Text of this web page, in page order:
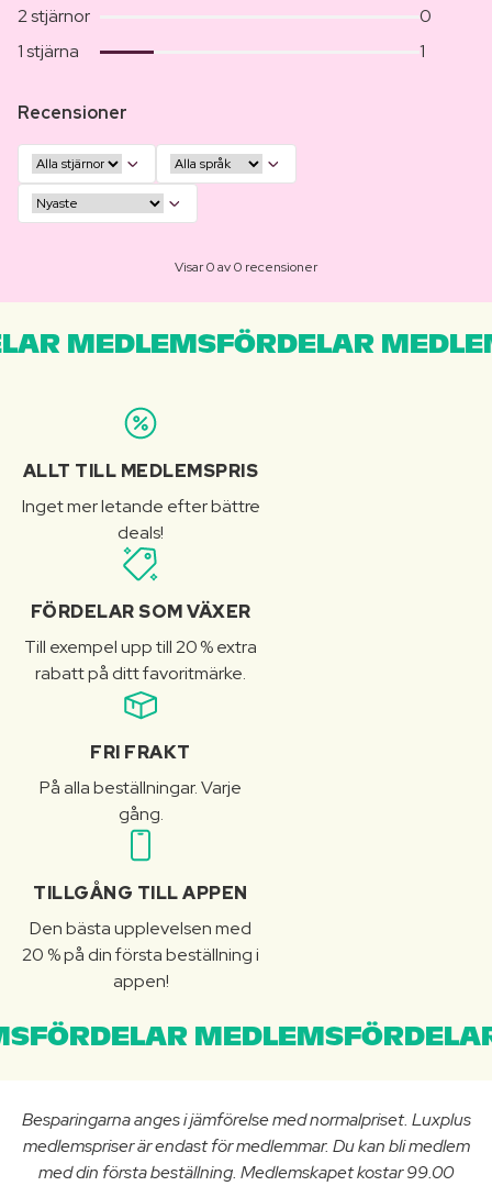
2 stjärnor
0
1 stjärna
1
Recensioner
Visar 0 av 0 recensioner
MEDLEMSFÖRDELAR
ALLT TILL MEDLEMSPRIS
Inget mer letande efter bättre
deals!
FÖRDELAR SOM VÄXER
Till exempel upp till 20 % extra
rabatt på ditt favoritmärke.
FRI FRAKT
På alla beställningar. Varje
gång.
TILLGÅNG TILL APPEN
Den bästa upplevelsen med
20 % på din första beställning i
appen!
Besparingarna anges i jämförelse med normalpriset. Luxplus
medlemspriser är endast för medlemmar. Du kan bli medlem
med din första beställning. Medlemskapet kostar 99.00